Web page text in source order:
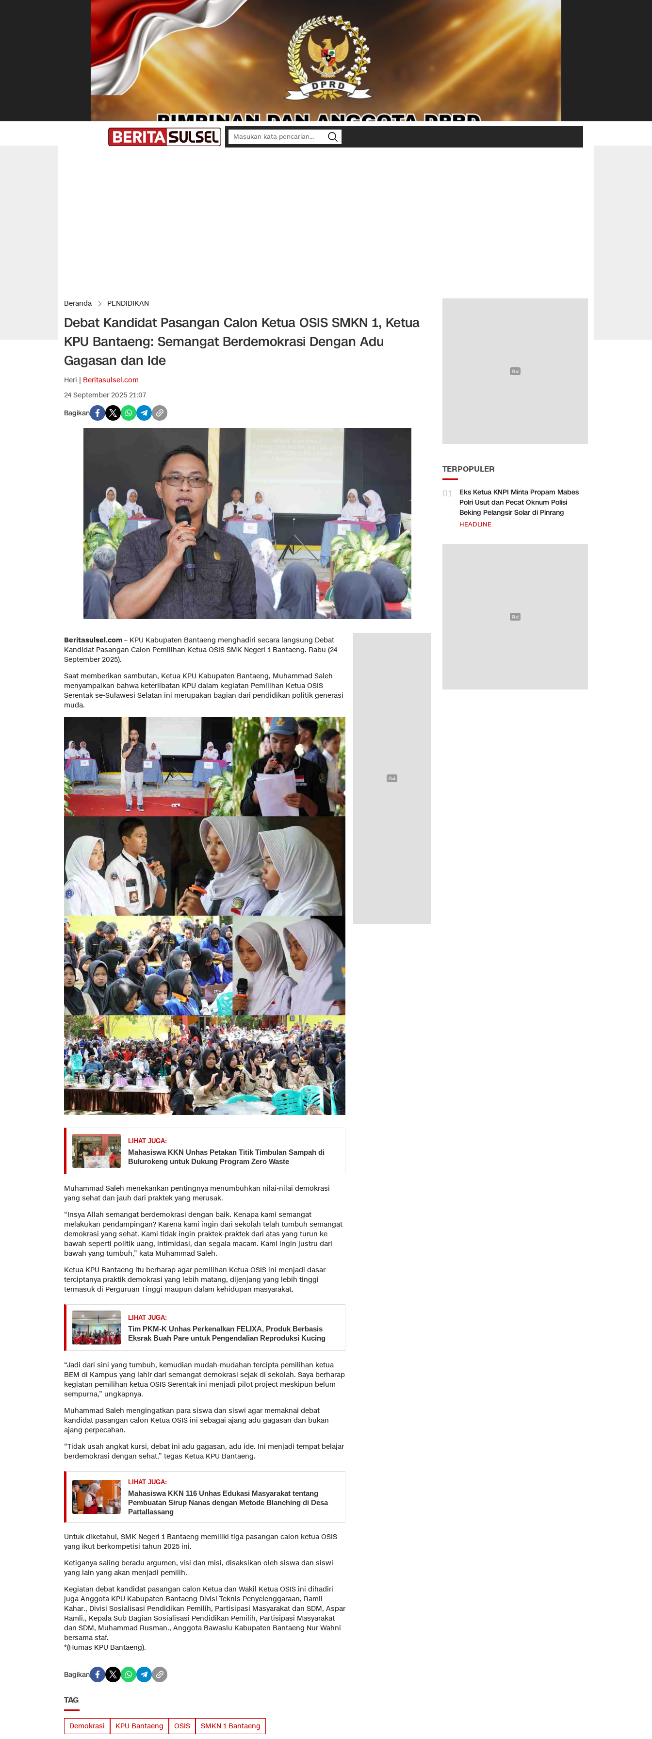
Beranda PENDIDIKAN
Debat Kandidat Pasangan Calon Ketua OSIS SMKN 1, Ketua
KPU Bantaeng: Semangat Berdemokrasi Dengan Adu
Gagasan dan Ide
Heri | Beritasulsel.com
24 September 2025 21:07
Bagikan
Beritasulsel.com – KPU Kabupaten Bantaeng menghadiri secara langsung Debat
Kandidat Pasangan Calon Pemilihan Ketua OSIS SMK Negeri 1 Bantaeng. Rabu (24
September 2025).
Saat memberikan sambutan, Ketua KPU Kabupaten Bantaeng, Muhammad Saleh
menyampaikan bahwa keterlibatan KPU dalam kegiatan Pemilihan Ketua OSIS
Serentak se-Sulawesi Selatan ini merupakan bagian dari pendidikan politik generasi
muda.
LIHAT JUGA:
Mahasiswa KKN Unhas Petakan Titik Timbulan Sampah di
Bulurokeng untuk Dukung Program Zero Waste
Muhammad Saleh menekankan pentingnya menumbuhkan nilai-nilai demokrasi
yang sehat dan jauh dari praktek yang merusak.
“Insya Allah semangat berdemokrasi dengan baik. Kenapa kami semangat
melakukan pendampingan? Karena kami ingin dari sekolah telah tumbuh semangat
demokrasi yang sehat. Kami tidak ingin praktek-praktek dari atas yang turun ke
bawah seperti politik uang, intimidasi, dan segala macam. Kami ingin justru dari
bawah yang tumbuh,” kata Muhammad Saleh.
Ketua KPU Bantaeng itu berharap agar pemilihan Ketua OSIS ini menjadi dasar
terciptanya praktik demokrasi yang lebih matang, dijenjang yang lebih tinggi
termasuk di Perguruan Tinggi maupun dalam kehidupan masyarakat.
LIHAT JUGA:
Tim PKM-K Unhas Perkenalkan FELIXA, Produk Berbasis
Eksrak Buah Pare untuk Pengendalian Reproduksi Kucing
“Jadi dari sini yang tumbuh, kemudian mudah-mudahan tercipta pemilihan ketua
BEM di Kampus yang lahir dari semangat demokrasi sejak di sekolah. Saya berharap
kegiatan pemilihan ketua OSIS Serentak ini menjadi pilot project meskipun belum
sempurna,” ungkapnya.
Muhammad Saleh mengingatkan para siswa dan siswi agar memaknai debat
kandidat pasangan calon Ketua OSIS ini sebagai ajang adu gagasan dan bukan
ajang perpecahan.
“Tidak usah angkat kursi, debat ini adu gagasan, adu ide. Ini menjadi tempat belajar
berdemokrasi dengan sehat,” tegas Ketua KPU Bantaeng.
LIHAT JUGA:
Mahasiswa KKN 116 Unhas Edukasi Masyarakat tentang
Pembuatan Sirup Nanas dengan Metode Blanching di Desa
Pattallassang
Untuk diketahui, SMK Negeri 1 Bantaeng memiliki tiga pasangan calon ketua OSIS
yang ikut berkompetisi tahun 2025 ini.
Ketiganya saling beradu argumen, visi dan misi, disaksikan oleh siswa dan siswi
yang lain yang akan menjadi pemilih.
Kegiatan debat kandidat pasangan calon Ketua dan Wakil Ketua OSIS ini dihadiri
juga Anggota KPU Kabupaten Bantaeng Divisi Teknis Penyelenggaraan, Ramli
Kahar., Divisi Sosialisasi Pendidikan Pemilih, Partisipasi Masyarakat dan SDM, Aspar
Ramli., Kepala Sub Bagian Sosialisasi Pendidikan Pemilih, Partisipasi Masyarakat
dan SDM, Muhammad Rusman., Anggota Bawaslu Kabupaten Bantaeng Nur Wahni
bersama staf.
*(Humas KPU Bantaeng).
Bagikan
TAG
Demokrasi KPU Bantaeng OSIS SMKN 1 Bantaeng
TERPOPULER
01
Eks Ketua KNPI Minta Propam Mabes
Polri Usut dan Pecat Oknum Polisi
Beking Pelangsir Solar di Pinrang
HEADLINE